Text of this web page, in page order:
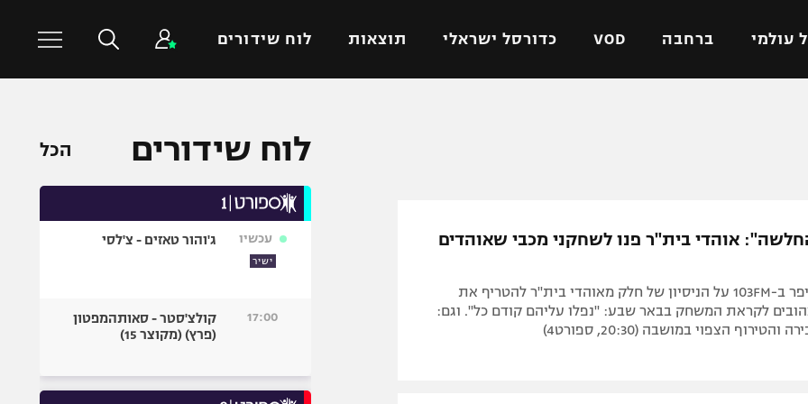
עולמי ברחבה VOD כדורסל ישראלי תוצאות לוח שידורים
ישראל
ליגה איטלקית
ליגה צרפתית
הפועל ירושלים
כדורסל עולמי
כדורעף
ספורט אולימפי
היאבקות WWE
אוהדי בית"ר פנו לשחקני מכבי שאוהדים
אופיר סער סיפר ב-103FM על הניסיון של חלק מאוהדי בית"ר להטריף את
לקראת המשחק בבאר שבע: "נפלו עליהם קודם כל". וגם:
הצפוי במושבה (20:30, ספורט4)
לוח שידורים הכל
עכשיו
ישיר
ג'והור טאזים - צ'לסי
17:00
קולצ'סטר - סאותהמפטון
(פרץ) (מקוצר 15)